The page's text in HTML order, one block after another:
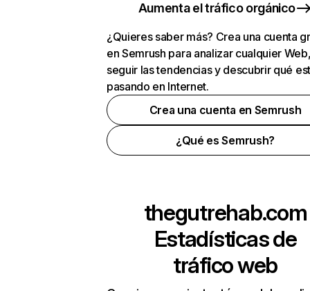
Aumenta el tráfico orgánico
¿Quieres saber más? Crea una cuenta
en Semrush para analizar cualquier
seguir las tendencias y descubrir qué
pasando en Internet.
Crea una cuenta en Semrush
¿Qué es Semrush?
thegutrehab.com
Estadísticas de
tráfico web